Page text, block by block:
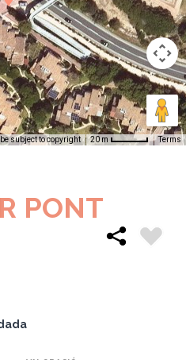
be subject to copyright 20 m Terms
PONT